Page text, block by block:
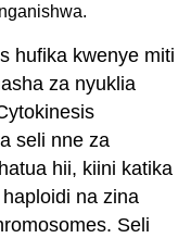
hufika kwenye miti
za nyuklia
seli nne za
hii, kiini katika
na zina
Seli